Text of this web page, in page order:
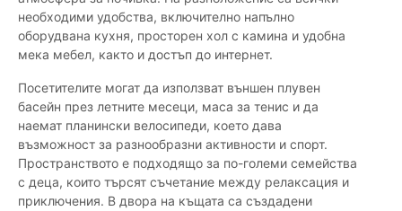
необходими удобства, включително напълно
оборудвана кухня, просторен хол с камина и удобна
мека мебел, както и достъп до интернет.
Посетителите могат да използват външен плувен
басейн през летните месеци, маса за тенис и да
наемат планински велосипеди, което дава
възможност за разнообразни активности и спорт.
Пространството е подходящо за по-големи семейства
с деца, които търсят съчетание между релаксация и
приключения. В двора на къщата са създадени